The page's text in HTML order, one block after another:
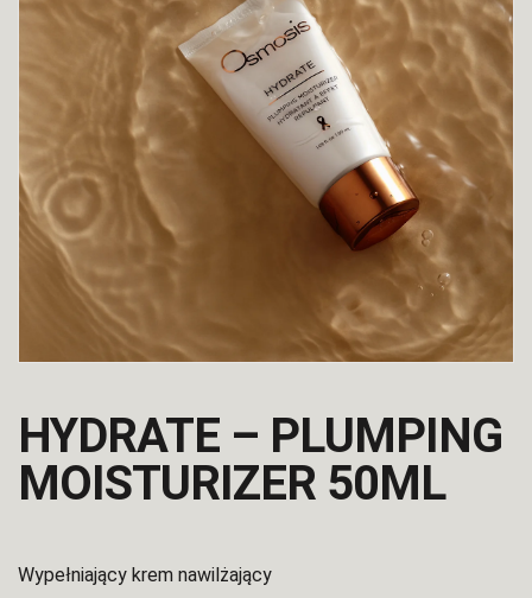
HYDRATE – PLUMPING
MOISTURIZER 50ML
Wypełniający krem nawilżający